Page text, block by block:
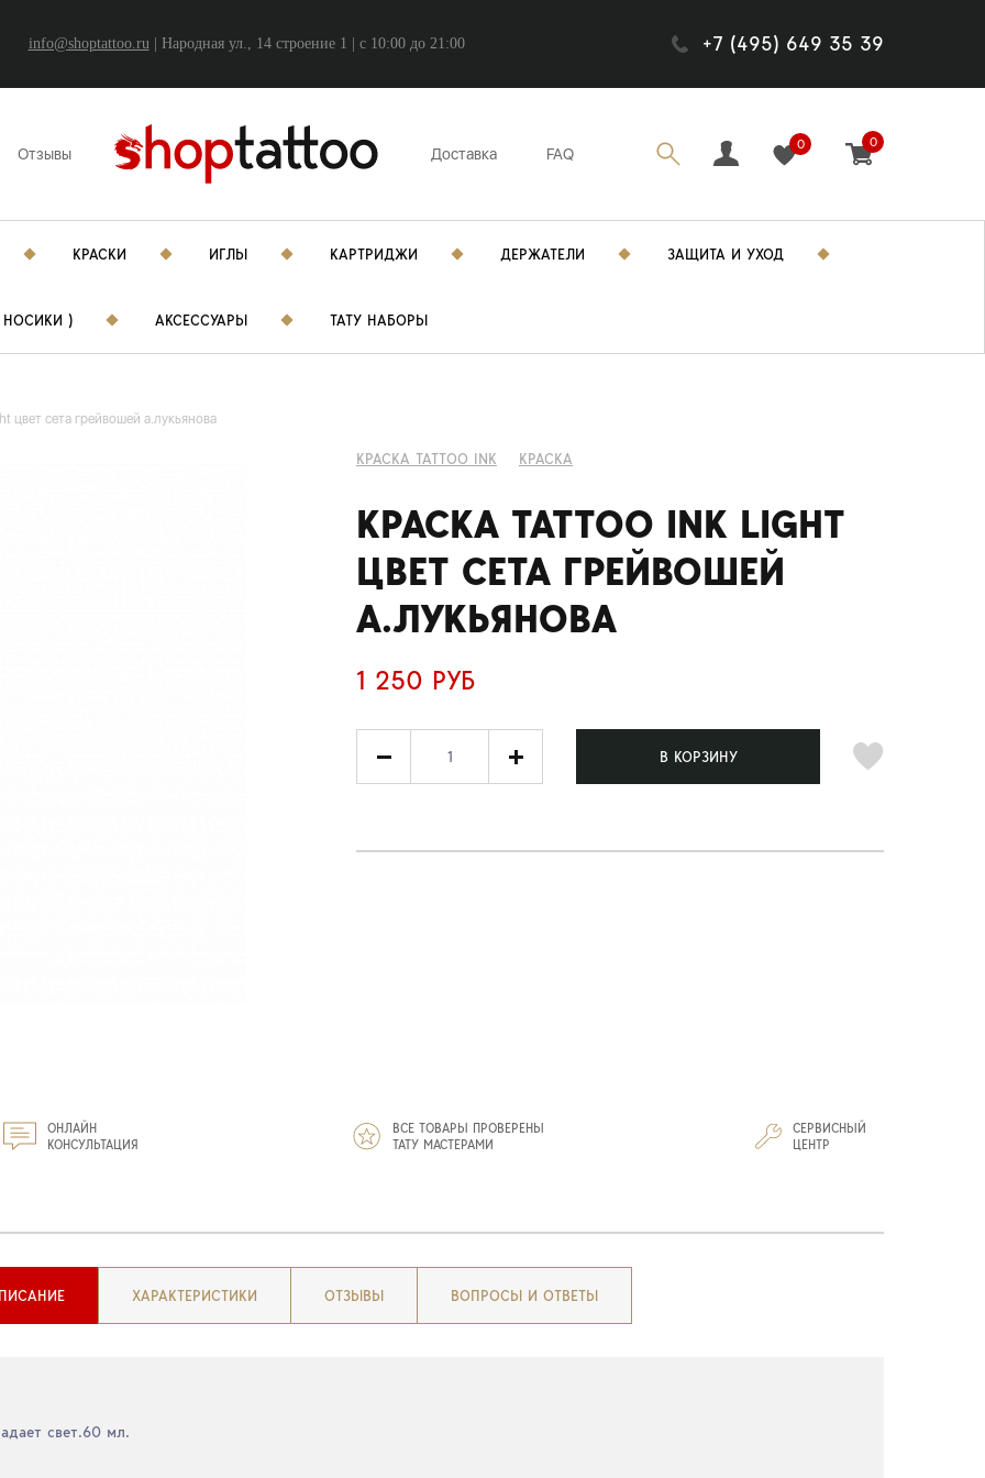
info@shoptattoo.ru| Народная ул., 14 строение 1 | c 10:00 до 21:00 +7 (495) 649 35 39
Отзывы Доставка FAQ
0 0
КРАСКИ ИГЛЫ КАРТРИДЖИ ДЕРЖАТЕЛИ ЗАЩИТА И УХОД
НОСИКИ ) АКСЕССУАРЫ ТАТУ НАБОРЫ
цвет сета грейвошей а.лукьянова
КРАСКА TATTOO INK КРАСКА
КРАСКА TATTOO INK LIGHT
ЦВЕТ СЕТА ГРЕЙВОШЕЙ
А.ЛУКЬЯНОВА
1 250 РУБ
В КОРЗИНУ
ОНЛАЙН
КОНСУЛЬТАЦИЯ
ВСЕ ТОВАРЫ ПРОВЕРЕНЫ
ТАТУ МАСТЕРАМИ
СЕРВИСНЫЙ
ЦЕНТР
ХАРАКТЕРИСТИКИ ОТЗЫВЫ ВОПРОСЫ И ОТВЕТЫ
свет.60 мл.